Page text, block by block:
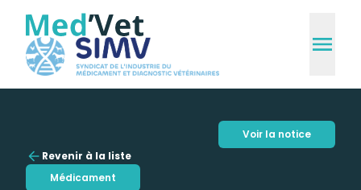
Revenir à la liste
Médicament
Voir la notice